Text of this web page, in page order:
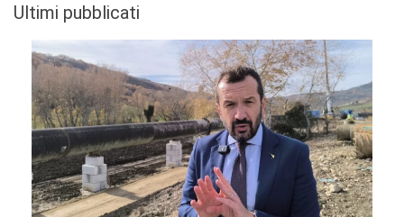
Ultimi pubblicati